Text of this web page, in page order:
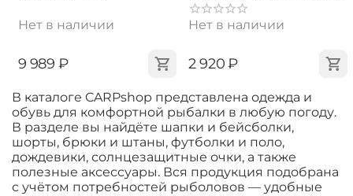
В каталоге CARPshop представлена одежда и
обувь для комфортной рыбалки в любую погоду.
В разделе вы найдёте шапки и бейсболки,
шорты, брюки и штаны, футболки и поло,
дождевики, солнцезащитные очки, а также
полезные аксессуары. Вся продукция подобрана
с учётом потребностей рыболовов — удобные
Нет в наличии
‍9 989‍ ₽
Нет в наличии
‍2 920‍₽